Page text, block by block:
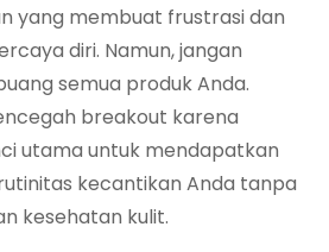
yang membuat frustrasi dan
diri. Namun, jangan
semua produk Anda.
breakout karena
utama untuk mendapatkan
kecantikan Anda tanpa
kesehatan kulit.